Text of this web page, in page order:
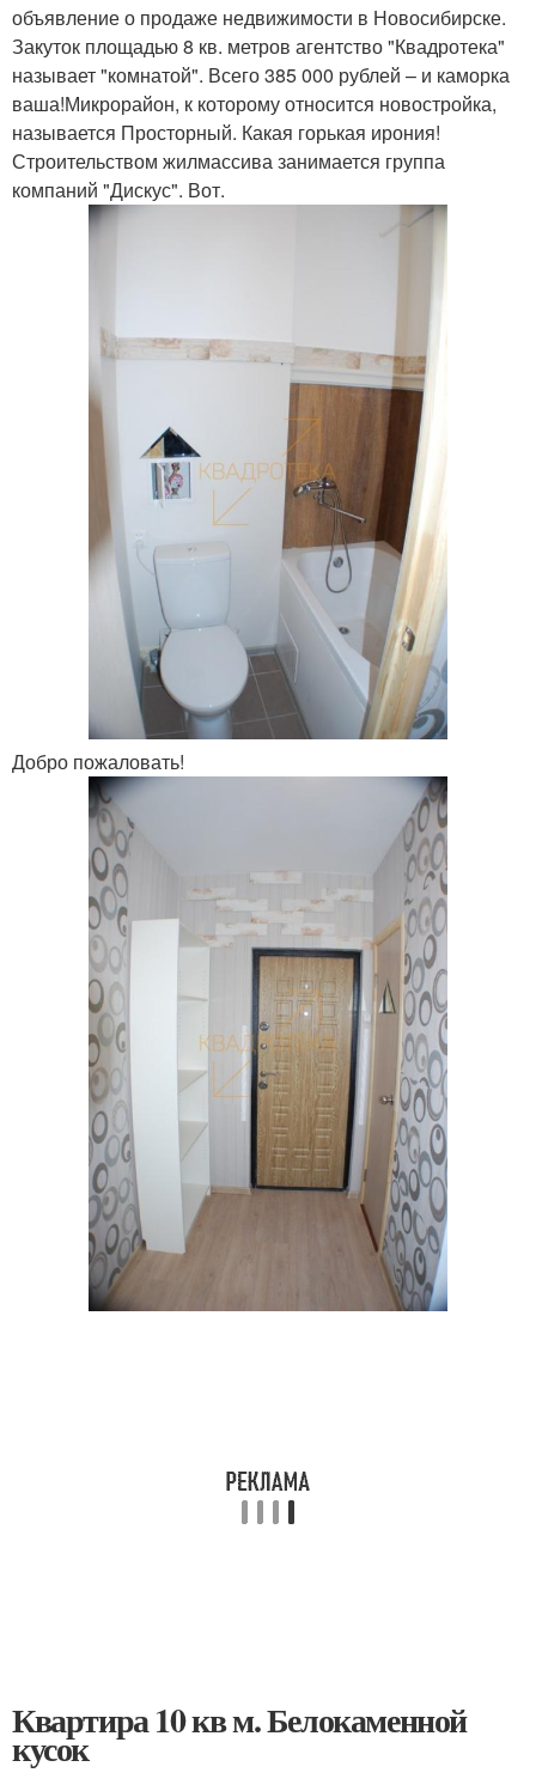
объявление о продаже недвижимости в Новосибирске.
Закуток площадью 8 кв. метров агентство "Квадротека"
называет "комнатой". Всего 385 000 рублей – и каморка
ваша!Микрорайон, к которому относится новостройка,
называется Просторный. Какая горькая ирония!
Строительством жилмассива занимается группа
компаний "Дискус". Вот.
Добро пожаловать!
Квартира 10 кв м. Белокаменной
кусок